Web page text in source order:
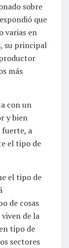
sobre
que
varias en
su principal
más
con un
y bien
fuerte, a
el tipo de
el tipo de
de cosas
de la
tipo de
sectores